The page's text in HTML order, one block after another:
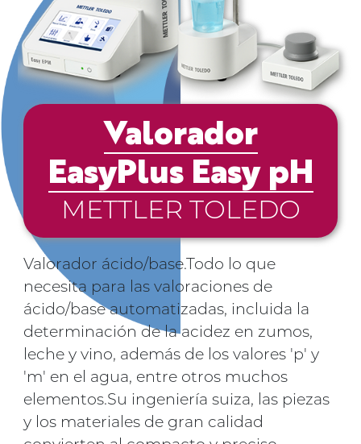
Valorador
EasyPlus Easy pH
METTLER TOLEDO
Valorador ácido/base.Todo lo que
necesita para las valoraciones de
ácido/base automatizadas, incluida la
determinación de la acidez en zumos,
leche y vino, además de los valores 'p' y
'm' en el agua, entre otros muchos
elementos.Su ingeniería suiza, las piezas
y los materiales de gran calidad